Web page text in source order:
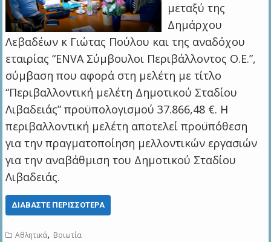
μεταξύ της
Δημάρχου
Λεβαδέων κ Γιώτας Πούλου και της αναδόχου
εταιρίας “ENVA Σύμβουλοι Περιβάλλοντος Ο.Ε.”,
σύμβαση που αφορά στη μελέτη με τίτλο
“Περιβαλλοντική μελέτη Δημοτικού Σταδίου
Λιβαδειάς” προϋπολογισμού 37.866,48 €. Η
περιβαλλοντική μελέτη αποτελεί προϋπόθεση
για την πραγματοποίηση μελλοντικών εργασιών
για την αναβάθμιση του Δημοτικού Σταδίου
Λιβαδειάς.
ΔΙΑΒΆΣΤΕ ΠΕΡΙΣΣΌΤΕΡΑ
Αθλητικά, Βοιωτία